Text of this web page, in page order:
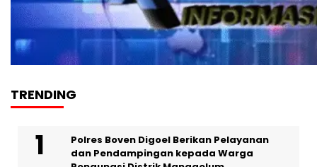
TRENDING
Polres Boven Digoel Berikan Pelayanan
dan Pendampingan kepada Warga